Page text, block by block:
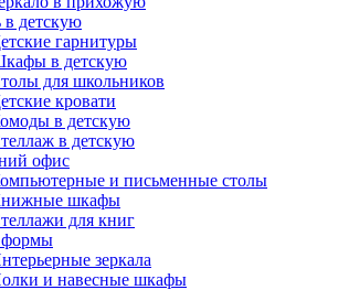
детскую
гарнитуры
в детскую
для школьников
кровати
в детскую
в детскую
офис
и письменные столы
шкафы
для книг
зеркала
и навесные шкафы